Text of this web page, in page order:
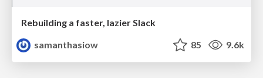
Rebuilding a faster, lazier Slack
samanthasiow
85 9.6k